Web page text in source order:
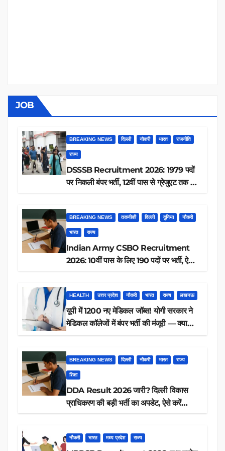
JOB
BREAKING NEWS दिल्ली नौकरी भारत राजनीति
राज्य
DSSSB Recruitment 2026: 1979 पदों
पर निकली बंपर भर्ती, 12वीं पास से ग्रेजुएट तक करें
BREAKING NEWS तकनीकी दिल्ली दुनिया नौकरी
भारत राज्य
Indian Army CSBO Recruitment
2026: 10वीं पास के लिए 190 पदों पर भर्ती, ऐसे
HEALTH उत्तर प्रदेश नौकरी भारत राज्य लखनऊ
यूपी में 1200 नए मेडिकल जॉब्स! योगी सरकार ने
मेडिकल कॉलेजों में बंपर भर्ती की मंजूरी — क्या
BREAKING NEWS दिल्ली नौकरी भारत राज्य
शिक्षा
DDA Result 2026 जारी? दिल्ली विकास
प्राधिकरण की बड़ी भर्ती का अपडेट, ऐसे करें
नौकरी भारत मध्य प्रदेश राज्य